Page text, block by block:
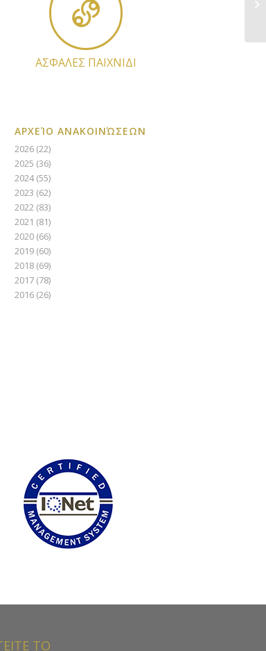
ΑΣΦΑΛΕΣ ΠΑΙΧΝΙΔΙ
ΑΡΧΕΊΟ ΑΝΑΚΟΙΝΏΣΕΩΝ
2026(22)
2025 (36)
2024(55)
2023 (62)
2022(83)
2021 (81)
2020(66)
2019(60)
2018(69)
2017(78)
2016(26)
ΤΟ